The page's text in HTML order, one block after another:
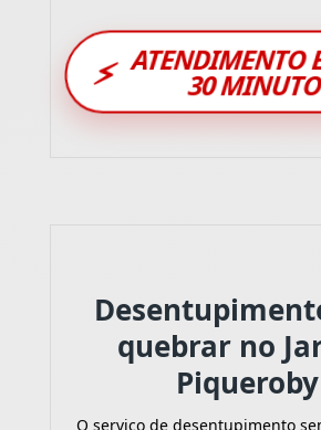
⚡ ATENDIMENTO
30
quebrar no
Piqueroby
O serviço de desentupimento